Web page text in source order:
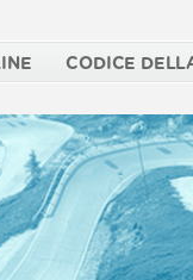
CODICE